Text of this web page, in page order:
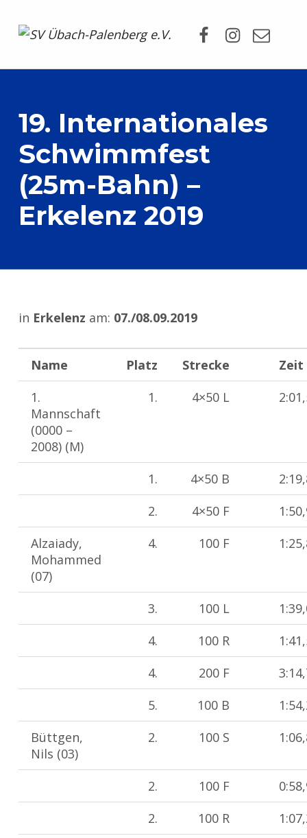
19. Internationales
Schwimmfest
(25m-Bahn) –
Erkelenz 2019
in Erkelenz am: 07./08.09.2019
Name Platz Strecke
Zeit
1.
Mannschaft
(0000 –
2008) (M)
1. 4×50 L
1. 4×50 B
2.
4×50 F
Alzaiady,
Mohammed
(07)
4. 100 F
3. 100 L
4.
100 R
4.
200 F
5.
100 B
Büttgen,
Nils (03)
2. 100 S
2. 100 F
2.
100 R